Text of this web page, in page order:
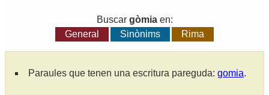
Buscar gòmiaen:
General
Sinònims Rima
Paraules que tenen una escritura pareguda: gomia.